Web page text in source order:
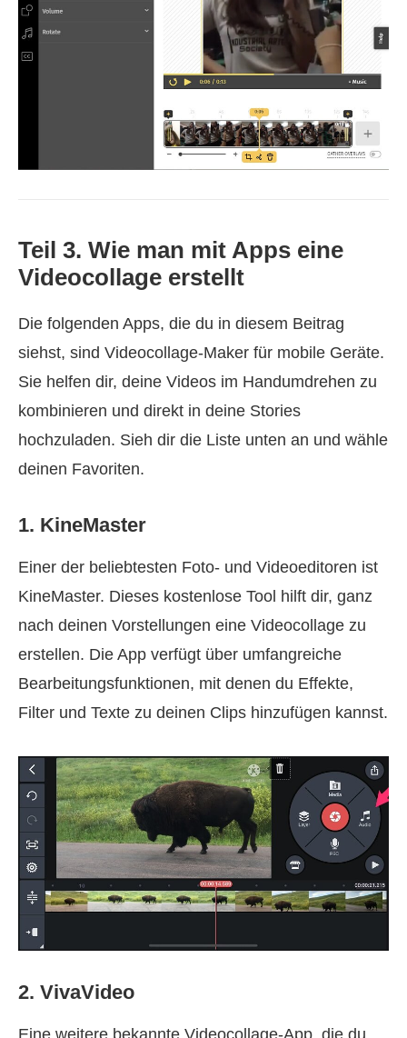
Teil 3. Wie man mit Apps eine
Videocollage erstellt
Die folgenden Apps, die du in diesem Beitrag
siehst, sind Videocollage‑Maker für mobile Geräte.
Sie helfen dir, deine Videos im Handumdrehen zu
kombinieren und direkt in deine Stories
hochzuladen. Sieh dir die Liste unten an und wähle
deinen Favoriten.
1. KineMaster
Einer der beliebtesten Foto‑ und Videoeditoren ist
KineMaster. Dieses kostenlose Tool hilft dir, ganz
nach deinen Vorstellungen eine Videocollage zu
erstellen. Die App verfügt über umfangreiche
Bearbeitungsfunktionen, mit denen du Effekte,
Filter und Texte zu deinen Clips hinzufügen kannst.
2. VivaVideo
Eine weitere bekannte Videocollage‑App, die du